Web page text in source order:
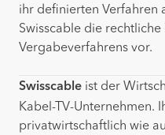
ihr definierten Verfahren
Swisscable die
Vergabeverfahrens vor.
Swisscable ist der
Kabel-TV-Unternehmen.
privatwirtschaftlich wie